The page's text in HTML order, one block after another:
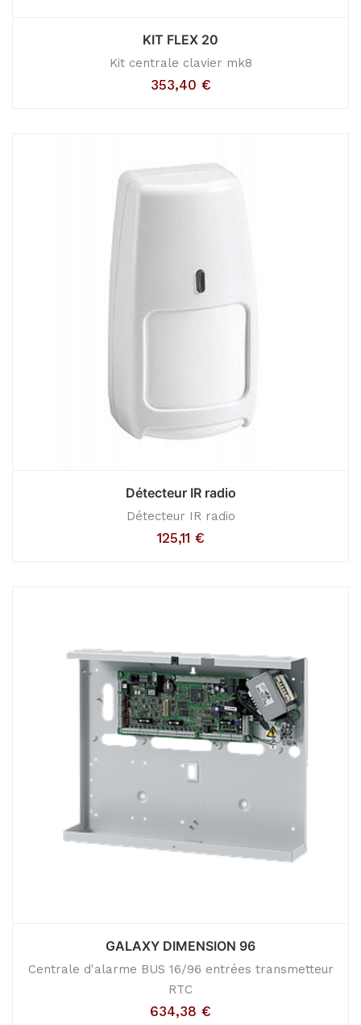
KIT FLEX 20
Kit centrale clavier mk8
353,40 €
Détecteur IR radio
Détecteur IR radio
125,11 €
GALAXY DIMENSION 96
Centrale d'alarme BUS 16/96 entrées transmetteur
RTC
634,38 €